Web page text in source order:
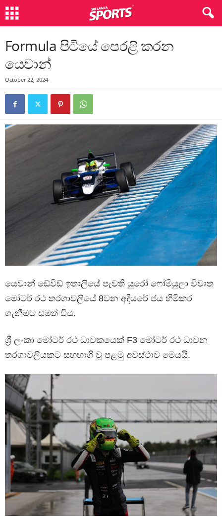
Formula පිටියේ පෙරළි කරන
යෙවාන්
October 22, 2024
යෙවාන් ඩේවිඩ් ඉතාලියේ පැවති යුරෝ ෆෝමියුලා විවෘත
මෝටර් රථ තරගාවලියේ 8වන අදියරේ ජය හිමිකර
ගැනීමට සමත් විය.
ශ්‍රී ලංකා මෝටර් රථ ධාවකයෙක් F3 මෝටර් රථ ධාවන
තරගාවලියකට සහභාගි වූ පළමු අවස්ථාව මෙයයි.